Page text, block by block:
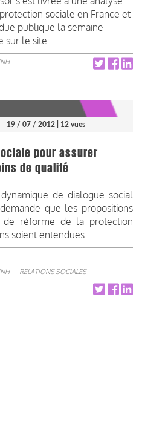
sociale en France et
publique la semaine
sur le site
19 / 07 / 2012 | 12 vues
pour assurer
de qualité
de dialogue social
que les propositions
réforme de la protection
soient entendues.
RELATIONS SOCIALES